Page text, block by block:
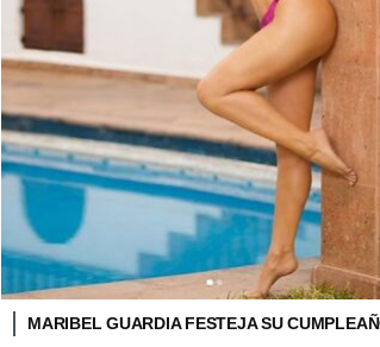
MARIBEL GUARDIA FESTEJA SU